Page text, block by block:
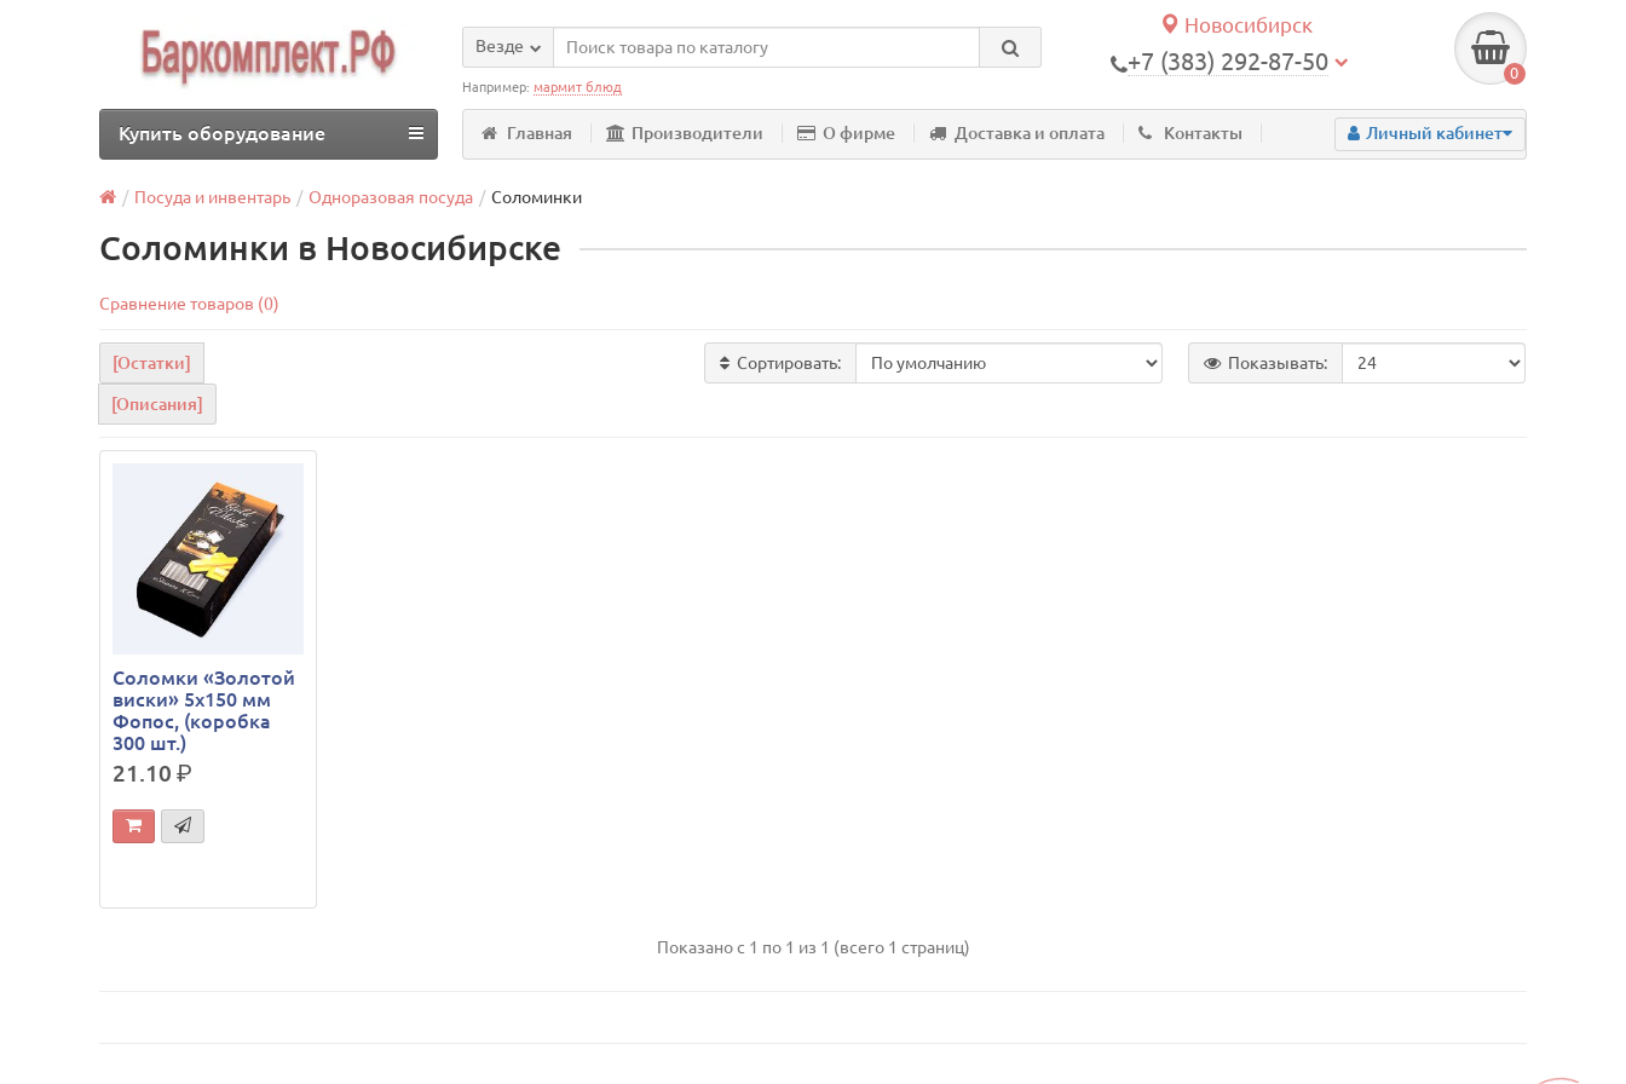
Новосибирск
+7 (383) 292-87-50 0
Везде
Например:мармит блюд
Главная Производители О фирме Доставка и оплата Контакты Личный кабинет
Купить оборудование
Посуда и инвентарь Одноразовая посуда Соломинки
Соломинки в Новосибирске
Сравнение товаров (0)
[Остатки]
[Описания]
Сортировать: Показывать:
Соломки «Золотой
виски» 5x150 мм
Фопос, (коробка
300 шт.)
21.10р.
Показано с 1 по 1 из 1 (всего 1 страниц)